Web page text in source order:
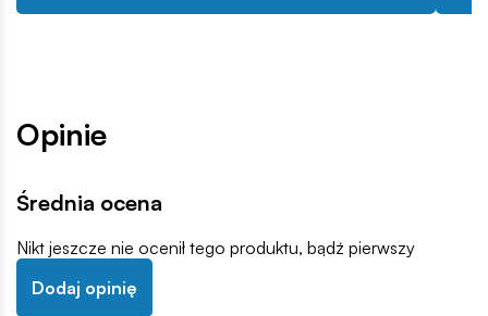
Opinie
Średnia ocena
Nikt jeszcze nie ocenił tego produktu, bądź pierwszy
Dodaj opinię